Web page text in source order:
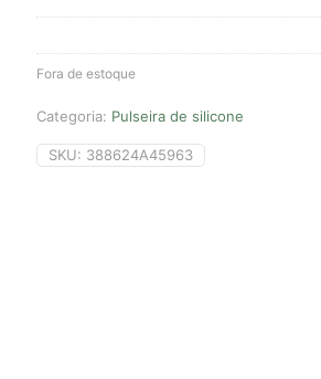
Fora de estoque
Categoria: Pulseira de silicone
SKU: 388624A45963